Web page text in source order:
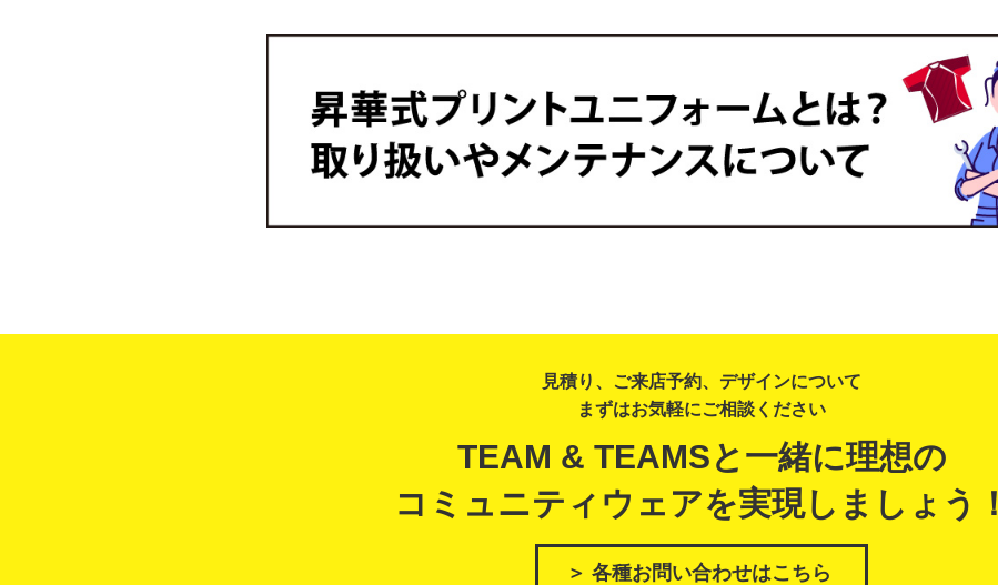
見積り、ご来店予約、デザインについて
まずはお気軽にご相談ください
TEAM & TEAMSと一緒に理想の
コミュニティウェアを実現しましょう！
＞ 各種お問い合わせはこちら